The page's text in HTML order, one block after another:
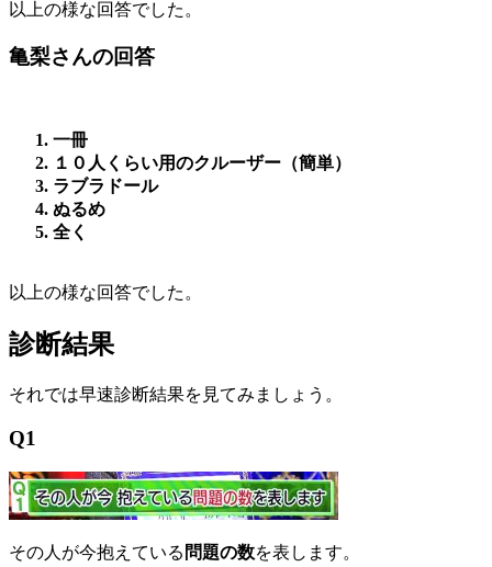
以上の様な回答でした。
亀梨さんの回答
一冊
１０人くらい用のクルーザー（簡単）
ラブラドール
ぬるめ
全く
以上の様な回答でした。
診断結果
それでは早速診断結果を見てみましょう。
Q1
その人が今抱えている 問題の数を表します。